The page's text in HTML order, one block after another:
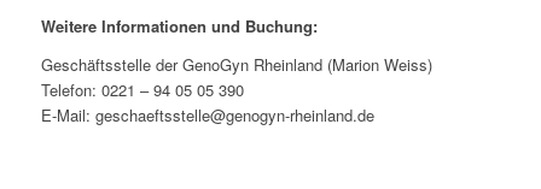
Weitere Informationen und Buchung:
Geschäftsstelle der GenoGyn Rheinland (Marion Weiss)
Telefon: 0221 – 94 05 05 390
E-Mail: geschaeftsstelle@genogyn-rheinland.de